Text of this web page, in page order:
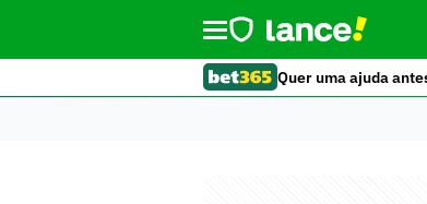
Quer uma ajuda